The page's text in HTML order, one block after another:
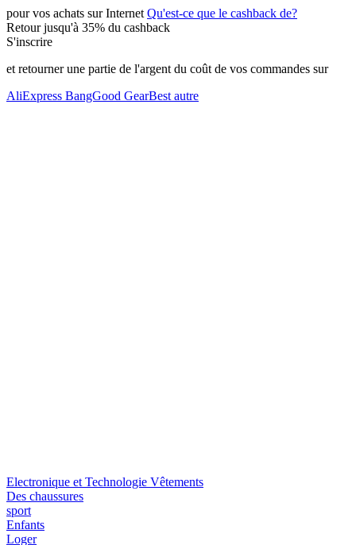
pour vos achats sur Internet Qu'est-ce que le cashback de?
Retourjusqu'à 35% du cashback
S'inscrire
et retourner une partie de l'argent du coût de vos commandes sur
AliExpress BangGood GearBest autre
Electronique et Technologie Vêtements
Des chaussures
sport
Enfants
Loger